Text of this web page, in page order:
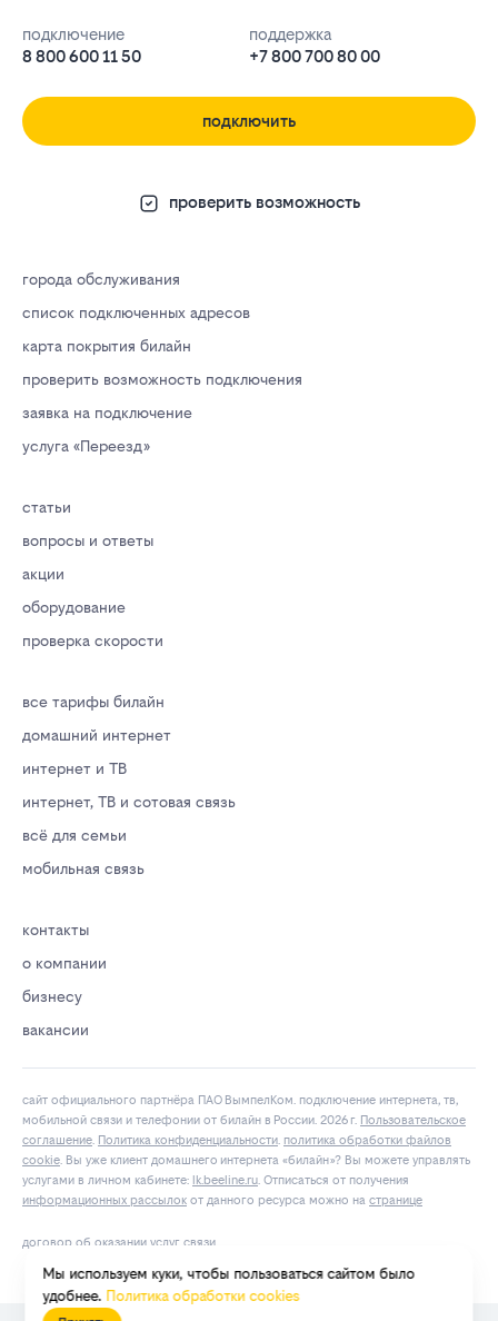
подключение
8 800 600 11 50
поддержка
+7 800 700 80 00
подключить
проверить возможность
города обслуживания
список подключенных адресов
карта покрытия билайн
проверить возможность подключения
заявка на подключение
услуга «Переезд»
статьи
вопросы и ответы
акции
оборудование
проверка скорости
все тарифы билайн
домашний интернет
интернет и ТВ
интернет, ТВ и сотовая связь
всё для семьи
мобильная связь
контакты
о компании
бизнесу
вакансии
сайт официального партнёра ПАО ВымпелКом. подключение интернета, тв,
мобильной связи и телефонии от билайн в России. 2026 г. Пользовательское
соглашение. Политика конфиденциальности. политика обработки файлов
cookie. Вы уже клиент домашнего интернета «билайн»? Вы можете управлять
услугами в личнoм кaбинeтe:
lk.bееlinе.ru. Отписаться от получения
информационных рассылок от данного ресурса можно на странице
договор об оказании услуг связи
Мы используем куки, чтобы пользоваться сайтом было
удобнее. Политика обработки cookies